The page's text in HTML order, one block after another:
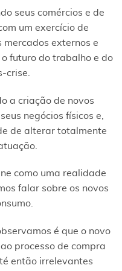
seus comércios e de
um exercício de
externos e
futuro do trabalho e do
crise.
a criação de novos
negócios físicos e,
de alterar totalmente
como uma realidade
falar sobre os novos
é que o novo
processo de compra
então irrelevantes